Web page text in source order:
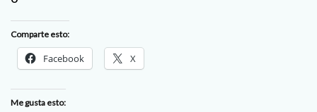
Comparte esto:
Facebook X
Me gusta esto: